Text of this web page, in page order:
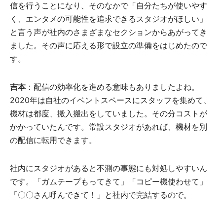
信を行うことになり、そのなかで「自分たちが使いやす
く、エンタメの可能性を追求できるスタジオがほしい」
と言う声が社内のさまざまなセクションからあがってき
ました。その声に応える形で設立の準備をはじめたので
す。
吉本：配信の効率化を進める意味もありましたよね。
2020年は自社のイベントスペースにスタッフを集めて、
機材は都度、搬入搬出をしていました。その分コストが
かかっていたんです。常設スタジオがあれば、機材を別
の配信に転用できます。
社内にスタジオがあると不測の事態にも対処しやすいん
です。「ガムテープもってきて」「コピー機使わせて」
「〇〇さん呼んできて！」と社内で完結するので。